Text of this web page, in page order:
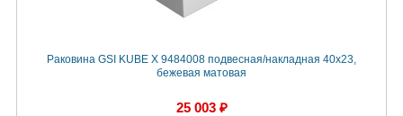
Раковина GSI KUBE X 9484008 подвесная/накладная 40x23,
бежевая матовая
25 003 ₽